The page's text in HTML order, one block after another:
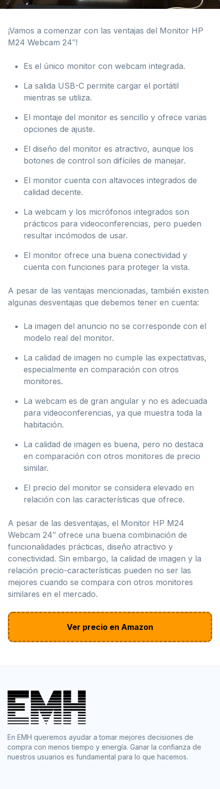
¡Vamos a comenzar con las ventajas del Monitor HP
M24 Webcam 24″!
Es el único monitor con webcam integrada.
La salida USB-C permite cargar el portátil
mientras se utiliza.
El montaje del monitor es sencillo y ofrece varias
opciones de ajuste.
El diseño del monitor es atractivo, aunque los
botones de control son difíciles de manejar.
El monitor cuenta con altavoces integrados de
calidad decente.
La webcam y los micrófonos integrados son
prácticos para videoconferencias, pero pueden
resultar incómodos de usar.
El monitor ofrece una buena conectividad y
cuenta con funciones para proteger la vista.
A pesar de las ventajas mencionadas, también existen
algunas desventajas que debemos tener en cuenta:
La imagen del anuncio no se corresponde con el
modelo real del monitor.
La calidad de imagen no cumple las expectativas,
especialmente en comparación con otros
monitores.
La webcam es de gran angular y no es adecuada
para videoconferencias, ya que muestra toda la
habitación.
La calidad de imagen es buena, pero no destaca
en comparación con otros monitores de precio
similar.
El precio del monitor se considera elevado en
relación con las características que ofrece.
A pesar de las desventajas, el Monitor HP M24
Webcam 24″ ofrece una buena combinación de
funcionalidades prácticas, diseño atractivo y
conectividad. Sin embargo, la calidad de imagen y la
relación precio-características pueden no ser las
mejores cuando se compara con otros monitores
similares en el mercado.
Ver precio en Amazon
En EMH queremos ayudar a tomar mejores decisiones de
compra con menos tiempo y energía. Ganar la confianza de
nuestros usuarios es fundamental para lo que hacemos.